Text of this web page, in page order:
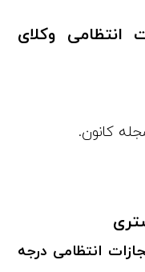
انتظامی وکلای
کانون.
انتظامی درجه